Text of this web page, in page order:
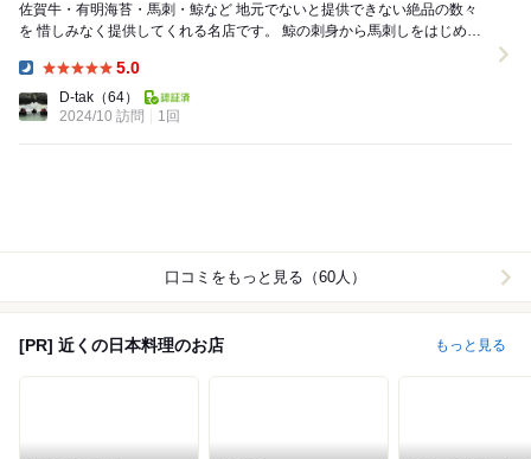
佐賀牛・有明海苔・馬刺・鯨など 地元でないと提供できない絶品の数々
を 惜しみなく提供してくれる名店です。 鯨の刺身から馬刺しをはじめと
5.0
D-tak （64）
2024/10 訪問
1回
口コミをもっと見る（60人）
[PR] 近くの日本料理のお店 もっと見る